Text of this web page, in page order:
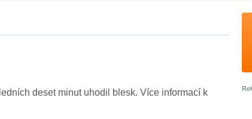
deset minut uhodil blesk. Více informací k